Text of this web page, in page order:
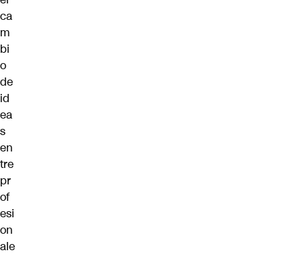
ca
m
bi
o
de
id
ea
s
en
tre
pr
of
esi
on
ale